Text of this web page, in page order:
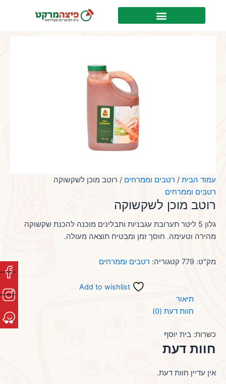
עמוד הבית / רטבים וממרחים / רוטב מוכן לשקשוקה
רטבים וממרחים
רוטב מוכן לשקשוקה
גלון 5 ליטר תערובת עגבניות ותבלינים מוכנה להכנת שקשוקה
מהירה וטעימה. חוסך זמן ומבטיח תוצאה מעולה.
מק"ט: 779 קטגוריה: רטבים וממרחים
Add to wishlist
תיאור
חוות דעת (0)
כשרות: בית יוסף
חוות דעת
אין עדיין חוות דעת.